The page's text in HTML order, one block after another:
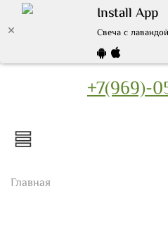
Install App
Свеча с
+7(969)-
Главная